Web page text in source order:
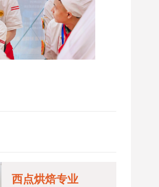
西点烘焙专业